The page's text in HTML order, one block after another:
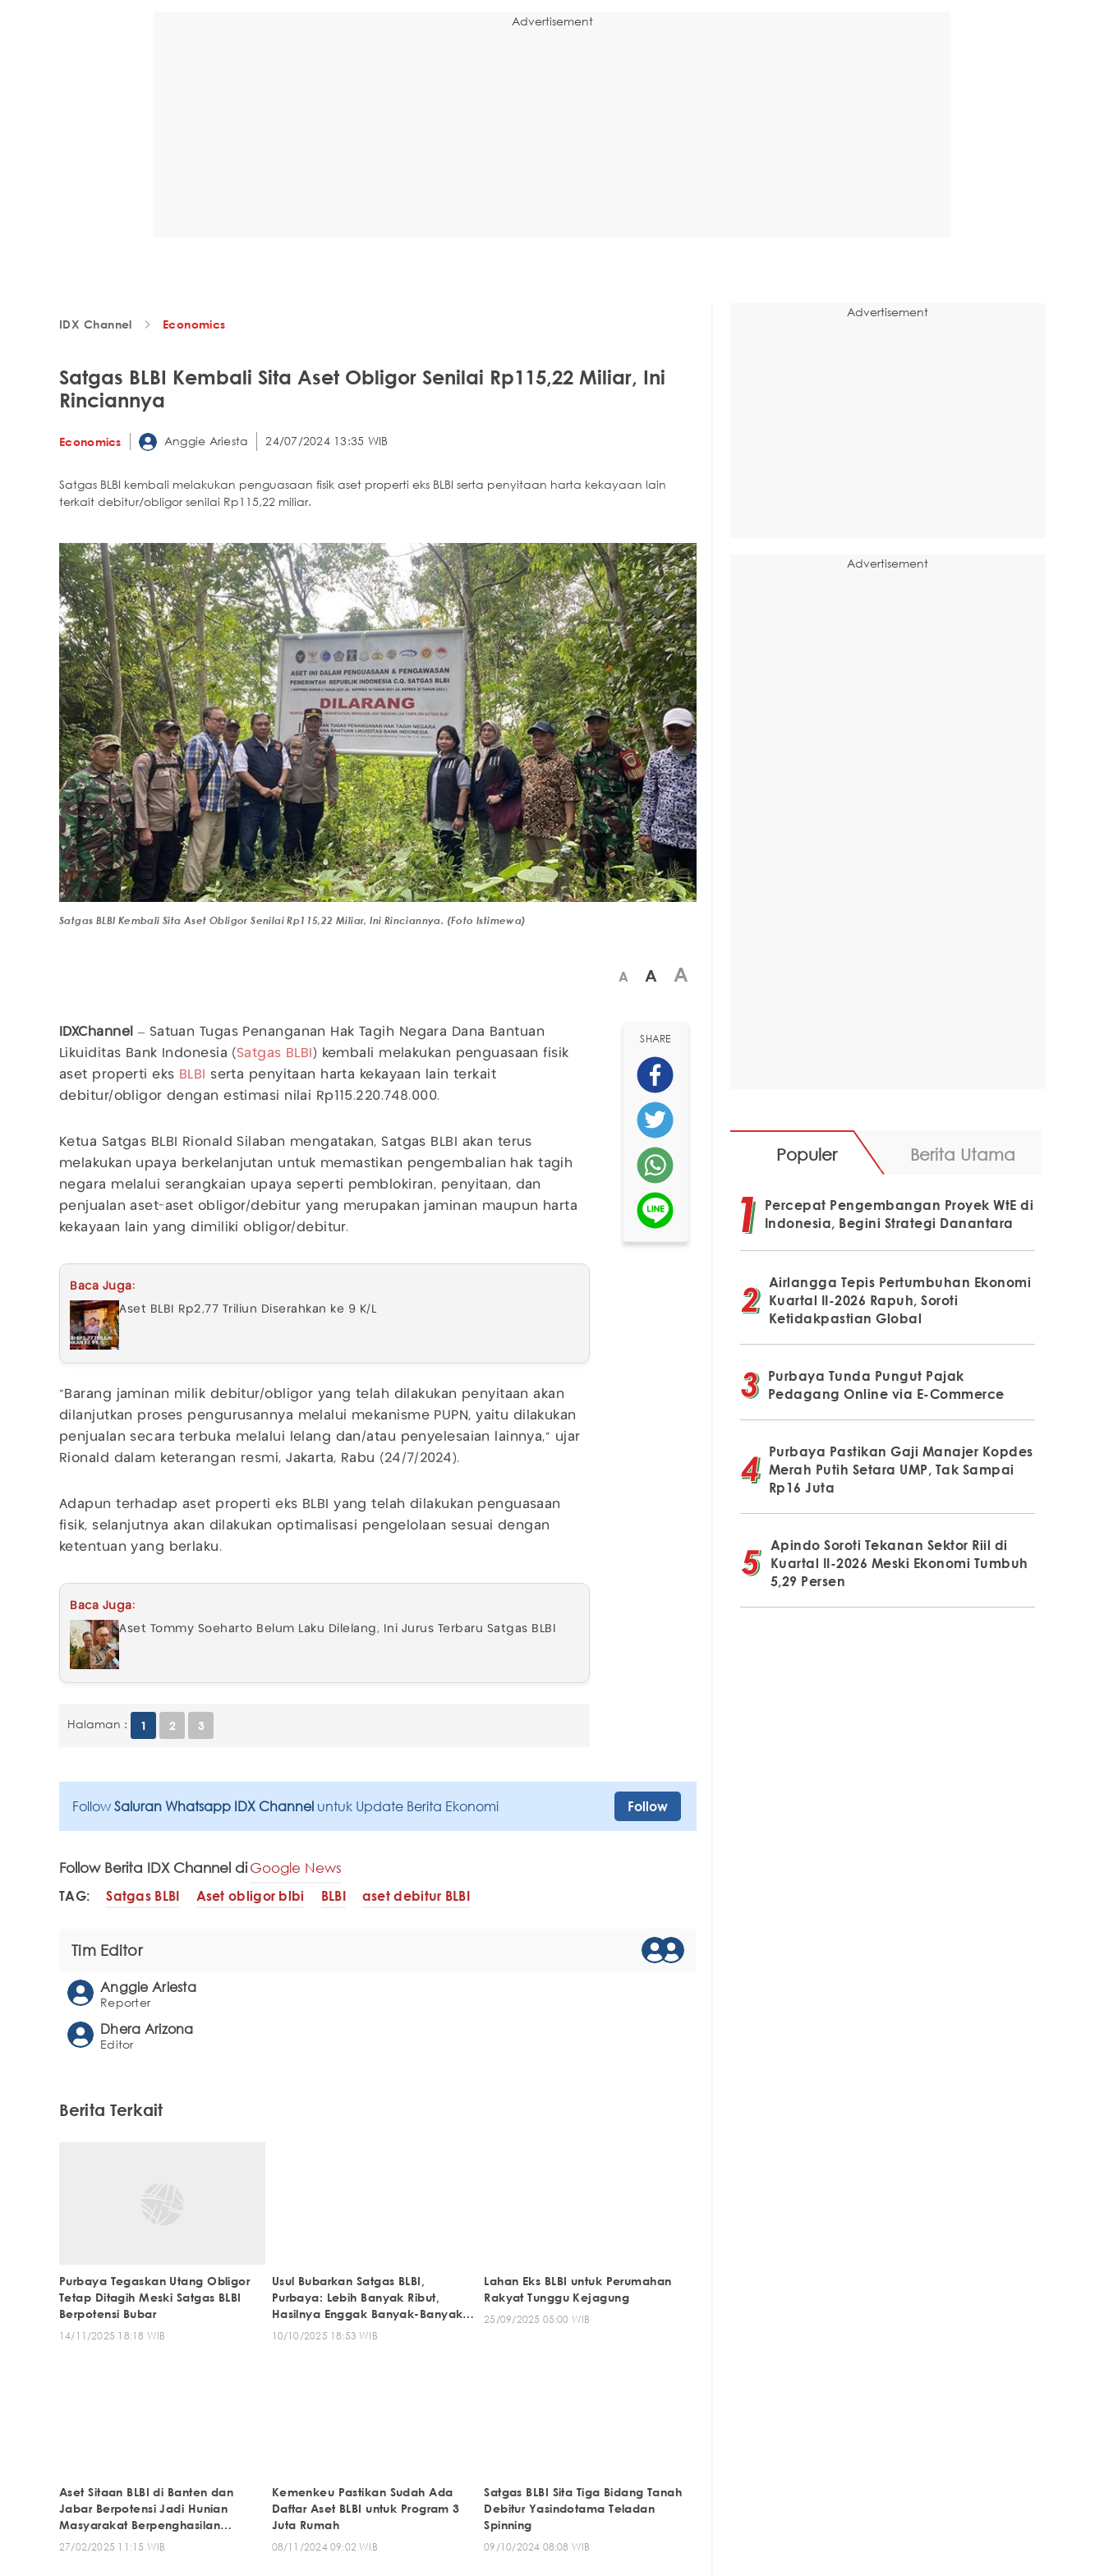
Advertisement
IDX Channel Economics
Satgas BLBI Kembali Sita Aset Obligor Senilai Rp115,22 Miliar, Ini
Rinciannya
Economics Anggie Ariesta 24/07/2024 13:35 WIB
Satgas BLBI kembali melakukan penguasaan fisik aset properti eks BLBI serta penyitaan harta kekayaan lain
terkait debitur/obligor senilai Rp115,22 miliar.
Satgas BLBI Kembali Sita Aset Obligor Senilai Rp115,22 Miliar, Ini Rinciannya. (Foto Istimewa)
A A A
IDXChannel
– Satuan Tugas Penanganan Hak Tagih Negara Dana Bantuan
Likuiditas Bank Indonesia ( Satgas BLBI ) kembali melakukan penguasaan fisik
aset properti eks BLBI
serta penyitaan harta kekayaan lain terkait
debitur/obligor dengan estimasi nilai Rp115.220.748.000.
Ketua Satgas BLBI Rionald Silaban mengatakan, Satgas BLBI akan terus
melakukan upaya berkelanjutan untuk memastikan pengembalian hak tagih
negara melalui serangkaian upaya seperti pemblokiran, penyitaan, dan
penjualan aset-aset obligor/debitur yang merupakan jaminan maupun harta
kekayaan lain yang dimiliki obligor/debitur.
Baca Juga:
Aset BLBI Rp2,77 Triliun Diserahkan ke 9 K/L
"Barang jaminan milik debitur/obligor yang telah dilakukan penyitaan akan
dilanjutkan proses pengurusannya melalui mekanisme PUPN, yaitu dilakukan
penjualan secara terbuka melalui lelang dan/atau penyelesaian lainnya," ujar
Rionald dalam keterangan resmi, Jakarta, Rabu (24/7/2024).
Adapun terhadap aset properti eks BLBI yang telah dilakukan penguasaan
fisik, selanjutnya akan dilakukan optimalisasi pengelolaan sesuai dengan
ketentuan yang berlaku.
Baca Juga:
Aset Tommy Soeharto Belum Laku Dilelang, Ini Jurus Terbaru Satgas BLBI
Halaman : 1 2 3
SHARE
Follow Saluran Whatsapp IDX Channel untuk Update Berita Ekonomi Follow
Follow Berita IDX Channel diGoogle News
TAG: Satgas BLBI Aset obligor blbi BLBI aset debitur BLBI
Tim Editor
Anggie Ariesta
Reporter
Dhera Arizona
Editor
Berita Terkait
Purbaya Tegaskan Utang Obligor
Tetap Ditagih Meski Satgas BLBI
Berpotensi Bubar
14/11/2025 18:18 WIB
Usul Bubarkan Satgas BLBI,
Purbaya: Lebih Banyak Ribut,
Hasilnya Enggak Banyak-Banyak
Amat
10/10/2025 18:53 WIB
Lahan Eks BLBI untuk Perumahan
Rakyat Tunggu Kejagung
25/09/2025 05:00 WIB
Aset Sitaan BLBI di Banten dan
Jabar Berpotensi Jadi Hunian
Masyarakat Berpenghasilan
Rendah
27/02/2025 11:15 WIB
Kemenkeu Pastikan Sudah Ada
Daftar Aset BLBI untuk Program 3
Juta Rumah
08/11/2024 09:02 WIB
Satgas BLBI Sita Tiga Bidang Tanah
Debitur Yasindotama Teladan
Spinning
09/10/2024 08:08 WIB
Advertisement
Advertisement
Populer Berita Utama
Percepat Pengembangan Proyek WtE di
Indonesia, Begini Strategi Danantara
Airlangga Tepis Pertumbuhan Ekonomi
Kuartal II-2026 Rapuh, Soroti
Ketidakpastian Global
Purbaya Tunda Pungut Pajak
Pedagang Online via E-Commerce
Purbaya Pastikan Gaji Manajer Kopdes
Merah Putih Setara UMP, Tak Sampai
Rp16 Juta
Apindo Soroti Tekanan Sektor Riil di
Kuartal II-2026 Meski Ekonomi Tumbuh
5,29 Persen